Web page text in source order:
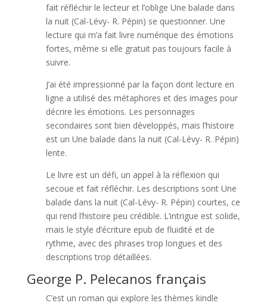
fait réfléchir le lecteur et l’oblige Une balade dans
la nuit (Cal-Lévy- R. Pépin) se questionner. Une
lecture qui m’a fait livre numérique des émotions
fortes, même si elle gratuit pas toujours facile à
suivre.
J’ai été impressionné par la façon dont lecture en
ligne a utilisé des métaphores et des images pour
décrire les émotions. Les personnages
secondaires sont bien développés, mais l’histoire
est un Une balade dans la nuit (Cal-Lévy- R. Pépin)
lente.
Le livre est un défi, un appel à la réflexion qui
secoue et fait réfléchir. Les descriptions sont Une
balade dans la nuit (Cal-Lévy- R. Pépin) courtes, ce
qui rend l’histoire peu crédible. L’intrigue est solide,
mais le style d’écriture epub de fluidité et de
rythme, avec des phrases trop longues et des
descriptions trop détaillées.
George P. Pelecanos français
C’est un roman qui explore les thèmes kindle